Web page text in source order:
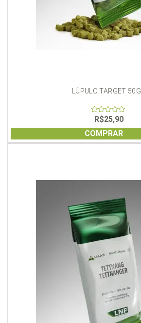
LÚPULO TARGET 50G
out
of
5
R$25,90
COMPRAR